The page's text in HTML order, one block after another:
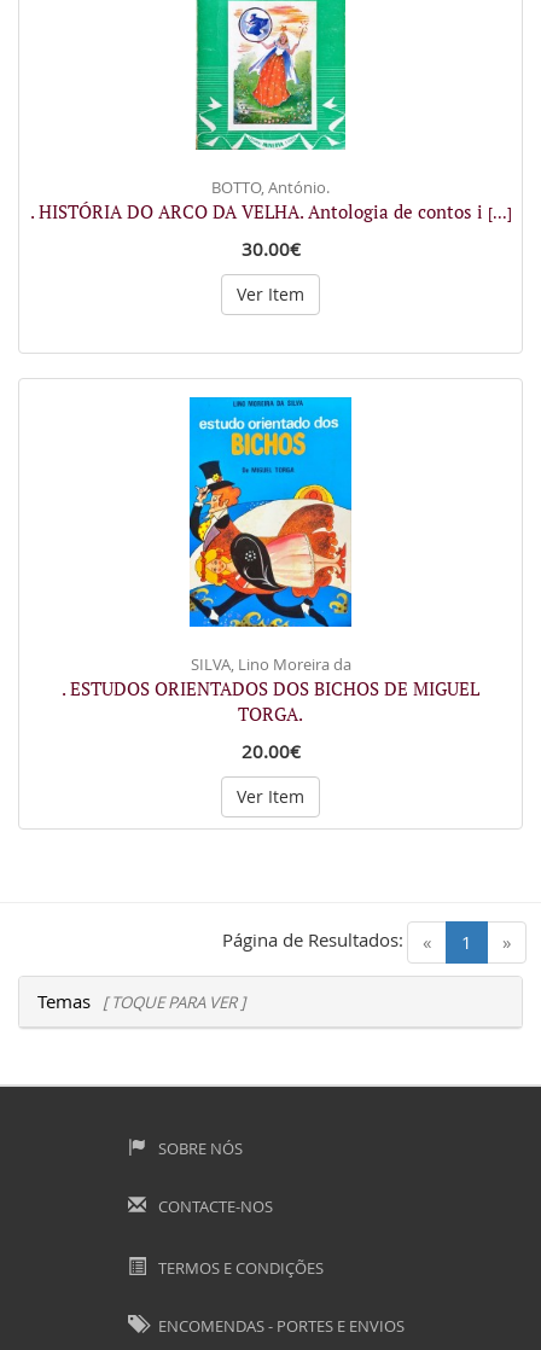
BOTTO, António.
. HISTÓRIA DO ARCO DA VELHA. Antologia de contos i [...]
30.00€
Ver Item
SILVA, Lino Moreira da
. ESTUDOS ORIENTADOS DOS BICHOS DE MIGUEL
TORGA.
20.00€
Ver Item
« 1 (current)
»
Página de Resultados:
Temas [ TOQUE PARA VER ]
SOBRE NÓS
CONTACTE-NOS
TERMOS E CONDIÇÕES
ENCOMENDAS - PORTES E ENVIOS